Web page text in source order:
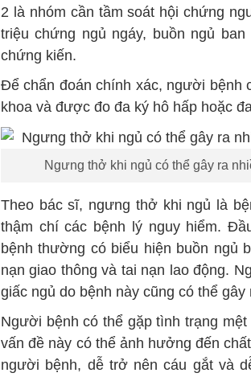
2 là nhóm cần tầm soát hội chứng
triệu chứng ngủ ngáy, buồn ngủ
chứng kiến.
Để chẩn đoán chính xác, người bệnh
khoa và được đo đa ký hô hấp hoặc
Ngưng thở khi ngủ có thể gây ra
Theo bác sĩ, ngưng thở khi ngủ là
thậm chí các bệnh lý nguy hiểm.
bệnh thường có biểu hiện buồn ngủ
nạn giao thông và tai nạn lao động.
giấc ngủ do bệnh này cũng có thể
Người bệnh có thể gặp tình trạng
vấn đề này có thể ảnh hưởng đến
người bệnh, dễ trở nên cáu gắt và